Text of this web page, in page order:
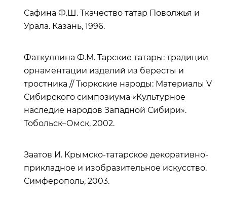
Сафина Ф.Ш. Ткачество татар Поволжья и
Урала. Казань, 1996.
Фаткуллина Ф.М. Тарские татары: традиции
орнаментации изделий из бересты и
тростника // Тюркские народы: Материалы V
Сибирского симпозиума «Культурное
наследие народов Западной Сибири».
Тобольск–Омск, 2002.
Заатов И. Крымско-татарское декоративно-
прикладное и изобразительное искусство.
Симферополь, 2003.